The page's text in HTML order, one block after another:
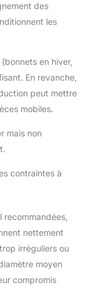
des
les
en hiver,
En revanche,
peut mettre
mobiles.
mais non
contraintes à
recommandées,
nettement
irréguliers ou
moyen
compromis